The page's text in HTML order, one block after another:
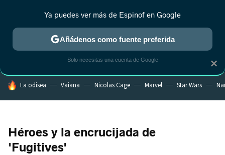
ESTRENOS REALITY ANIME RANKINGS CINE
HOY SE HABLA DE
La odisea Vaiana Nicolas Cage Marvel Star Wars
Héroes y la encrucijada de
'Fugitives'
×
Ya puedes ver más de Espinof en Google
Añádenos como fuente preferida
Solo necesitas una cuenta de Google